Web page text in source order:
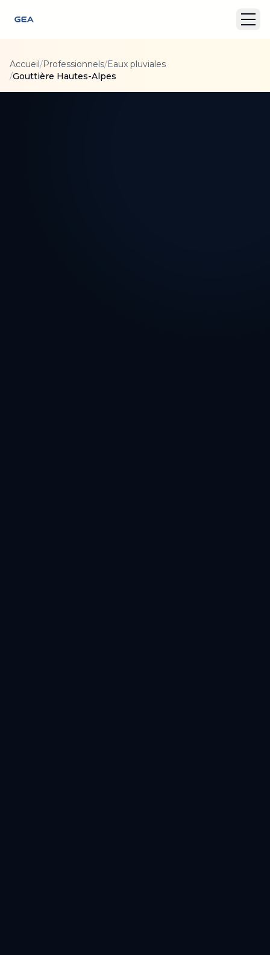
Accueil/Professionnels/Eaux pluviales
/Gouttière Hautes-Alpes